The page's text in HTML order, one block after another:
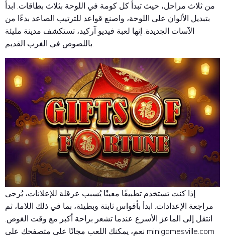
من ثلاث مراحل، حيث تبدأ كل كومة في اللوحة بثلاث بطاقات. ابدأ
بتبديل الألوان على اللوحة، واصنع قواعد للترتيب الصاعد بدءًا من
الآسات الجديدة. إنها لعبة فيديو آركيد، تستكشف مدينة مليئة
باللصوص في الغرب القديم.
إذا كنت تستخدم تطبيقًا معينًا يُسبب عرقلة للإعلانات، يُرجى
مراجعة الإعدادات. ابدأ بأقواس ثابتة وبطيئة، بما في ذلك اللاما، ثم
انتقل إلى الماعز الأسرع عندما تشعر براحة أكبر مع وقت الغوص.
نعم، يمكنك اللعب مجانًا على متصفحك على minigamesville.com